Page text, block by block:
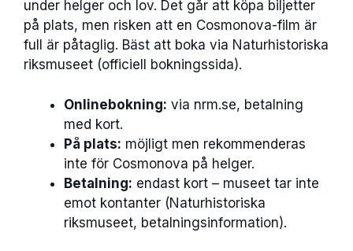
under helger och lov. Det går att köpa biljetter
på plats, men risken att en Cosmonova-film är
full är påtaglig. Bäst att boka via Naturhistoriska
riksmuseet (officiell bokningssida).
Onlinebokning: via nrm.se, betalning
med kort.
På plats: möjligt men rekommenderas
inte för Cosmonova på helger.
Betalning: endast kort – museet tar inte
emot kontanter (Naturhistoriska
riksmuseet, betalningsinformation).